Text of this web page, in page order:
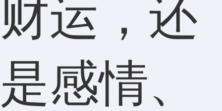
财运，还
是感情、